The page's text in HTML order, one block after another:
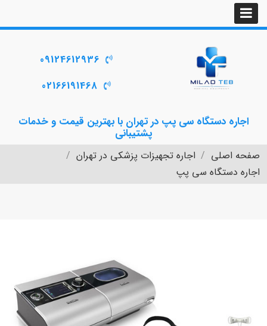
اجاره دستگاه سی پپ در تهران با بهترین قیمت و خدمات
پشتیبانی
09124612936
02166191468
صفحه اصلی
اجاره تجهیزات پزشکی در تهران
اجاره دستگاه سی پپ